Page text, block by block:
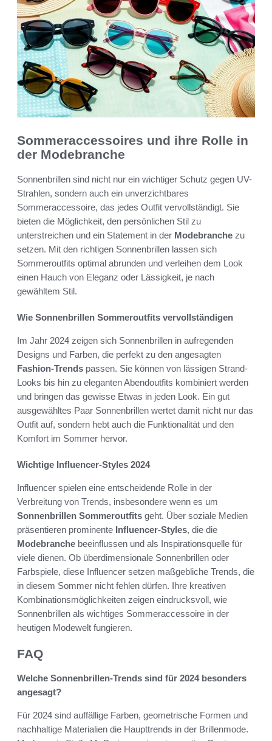
Sommeraccessoires und ihre Rolle in
der Modebranche
Sonnenbrillen sind nicht nur ein wichtiger Schutz gegen UV-
Strahlen, sondern auch ein unverzichtbares
Sommeraccessoire, das jedes Outfit vervollständigt. Sie
bieten die Möglichkeit, den persönlichen Stil zu
unterstreichen und ein Statement in der Modebranche zu
setzen. Mit den richtigen Sonnenbrillen lassen sich
Sommeroutfits optimal abrunden und verleihen dem Look
einen Hauch von Eleganz oder Lässigkeit, je nach
gewähltem Stil.
Wie Sonnenbrillen Sommeroutfits vervollständigen
Im Jahr 2024 zeigen sich Sonnenbrillen in aufregenden
Designs und Farben, die perfekt zu den angesagten
Fashion-Trends passen. Sie können von lässigen Strand-
Looks bis hin zu eleganten Abendoutfits kombiniert werden
und bringen das gewisse Etwas in jeden Look. Ein gut
ausgewähltes Paar Sonnenbrillen wertet damit nicht nur das
Outfit auf, sondern hebt auch die Funktionalität und den
Komfort im Sommer hervor.
Wichtige Influencer-Styles 2024
Influencer spielen eine entscheidende Rolle in der
Verbreitung von Trends, insbesondere wenn es um
Sonnenbrillen Sommeroutfits geht. Über soziale Medien
präsentieren prominente Influencer-Styles, die die
Modebranche beeinflussen und als Inspirationsquelle für
viele dienen. Ob überdimensionale Sonnenbrillen oder
Farbspiele, diese Influencer setzen maßgebliche Trends, die
in diesem Sommer nicht fehlen dürfen. Ihre kreativen
Kombinationsmöglichkeiten zeigen eindrucksvoll, wie
Sonnenbrillen als wichtiges Sommeraccessoire in der
heutigen Modewelt fungieren.
FAQ
Welche Sonnenbrillen-Trends sind für 2024 besonders
angesagt?
Für 2024 sind auffällige Farben, geometrische Formen und
nachhaltige Materialien die Haupttrends in der Brillenmode.